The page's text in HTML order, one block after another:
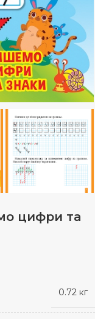
цифри та
0.72 кг